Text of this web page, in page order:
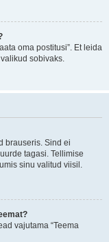
oma postitusi”. Et leida
sobivaks.
brauseris. Sind ei
tagasi. Tellimise
sinu valitud viisil.
vajutama “Teema